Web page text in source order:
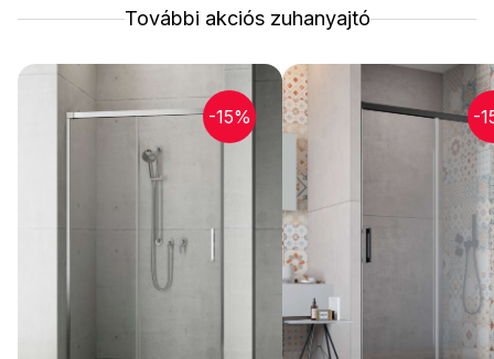
További akciós zuhanyajtó
-15% -